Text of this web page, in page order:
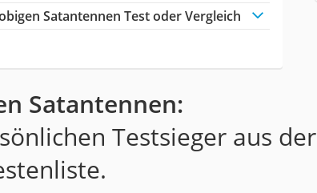
Satantennen Test oder Vergleich
Satantennen:
Testsieger aus der